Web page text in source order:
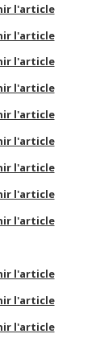
l'article
l'article
l'article
l'article
l'article
l'article
l'article
l'article
l'article
l'article
l'article
l'article